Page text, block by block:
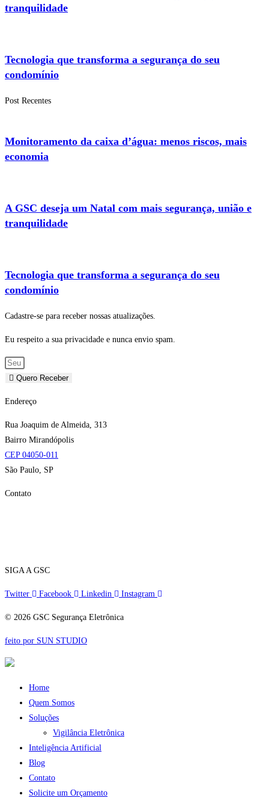
tranquilidade
Tecnologia que transforma a segurança do seu
condomínio
Post Recentes
Monitoramento da caixa d’água: menos riscos, mais
economia
A GSC deseja um Natal com mais segurança, união e
tranquilidade
Tecnologia que transforma a segurança do seu
condomínio
Cadastre-se para receber nossas atualizações.
Eu respeito a sua privacidade e nunca envio spam.
Quero Receber
Endereço
Rua Joaquim de Almeida, 313
Bairro Mirandópolis
CEP 04050-011
São Paulo, SP
Contato
SIGA A GSC
Twitter Facebook Linkedin Instagram
© 2026 GSC Segurança Eletrônica
feito por SUN STUDIO
Home
Quem Somos
Soluções
Vigilância Eletrônica
Inteligência Artificial
Blog
Contato
Solicite um Orçamento